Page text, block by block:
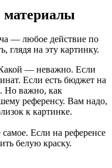
материалы
— любое действие по
глядя на эту картинку.
— неважно. Если
Если есть бюджет на
Но важно, как
референсу. Вам надо,
к картинке.
Если на референсе
белую краску.